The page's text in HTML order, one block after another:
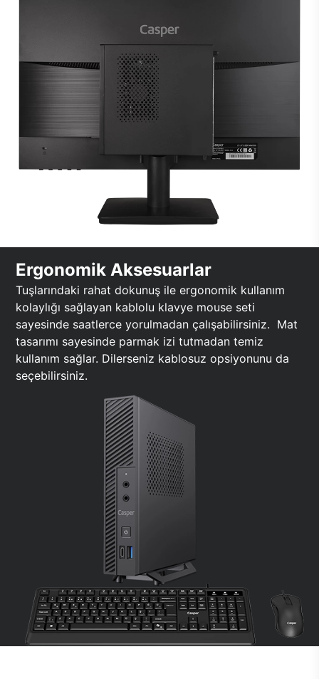
Ergonomik Aksesuarlar
Tuşlarındaki rahat dokunuş ile ergonomik kullanım
kolaylığı sağlayan kablolu klavye mouse seti
sayesinde saatlerce yorulmadan çalışabilirsiniz. Mat
tasarımı sayesinde parmak izi tutmadan temiz
kullanım sağlar. Dilerseniz kablosuz opsiyonunu da
seçebilirsiniz.